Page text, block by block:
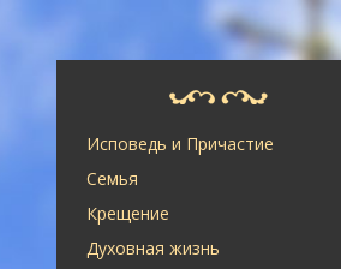
Исповедь и Причастие
Семья
Крещение
Духовная жизнь